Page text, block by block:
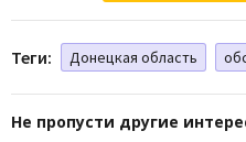
Теги: Донецкая область
Не пропусти другие